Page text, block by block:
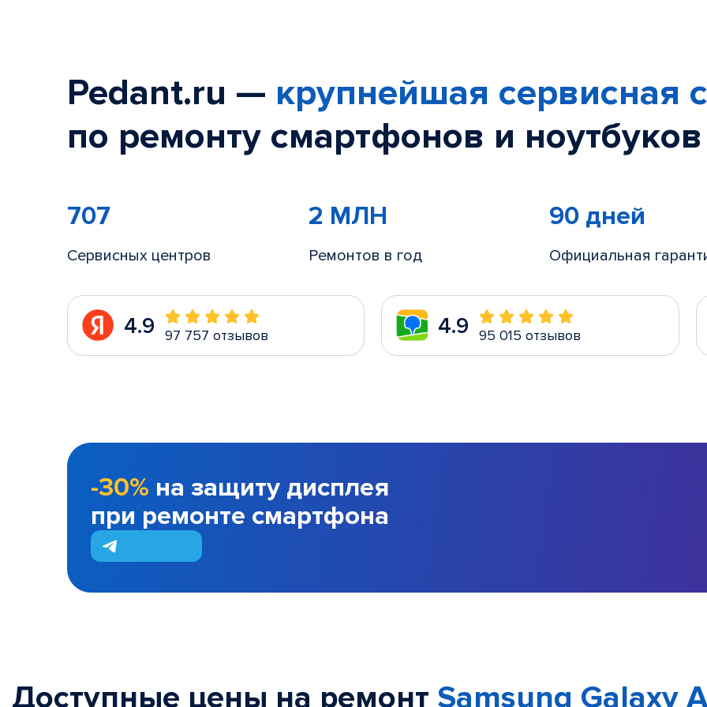
Pedant.ru — крупнейшая сервисная
по ремонту смартфонов и
707
Сервисных центров
2 МЛН
Ремонтов в год
90 дней
Официальная
4.9 97 757 отзывов 4.9 95 015 отзывов
-30% на защиту дисплея
при ремонте смартфона
Доступные цены на ремонт Samsung Galaxy